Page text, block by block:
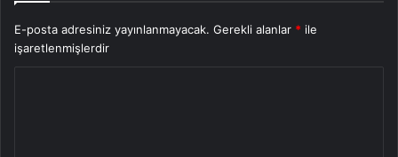
E-posta adresiniz yayınlanmayacak. Gerekli alanlar * ile
işaretlenmişlerdir